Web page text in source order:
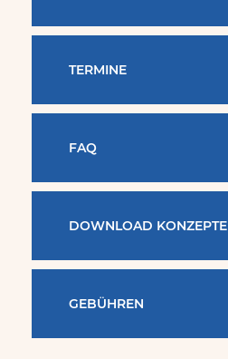
TERMINE
FAQ
DOWNLOAD KONZEPTE
GEBÜHREN